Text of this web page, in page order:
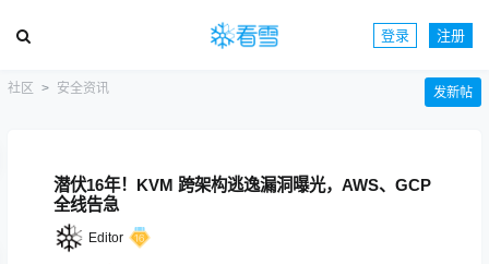
登录 注册
社区 安全资讯 发新帖
潜伏16年！KVM 跨架构逃逸漏洞曝光，AWS、GCP
全线告急
Editor